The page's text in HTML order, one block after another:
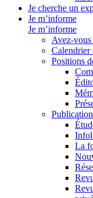
Je cherche un
Je m’informe
Je m’informe
Avez-
Calendrier
Positions
La